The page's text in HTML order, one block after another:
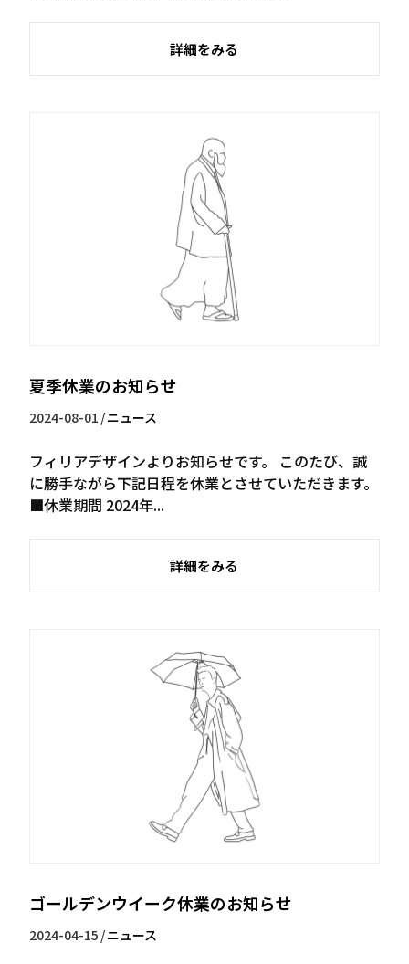
詳細をみる
夏季休業のお知らせ
2024-08-01 /ニュース
フィリアデザインよりお知らせです。 このたび、誠
に勝手ながら下記日程を休業とさせていただきます。
■休業期間 2024年...
詳細をみる
ゴールデンウイーク休業のお知らせ
2024-04-15 /ニュース